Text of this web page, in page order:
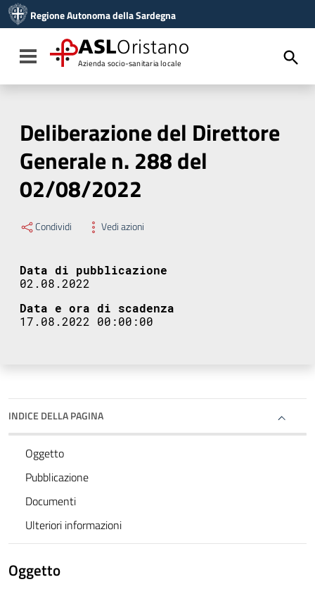
Vai al menu di navigazione
Vai al footer
Regione Autonoma della Sardegna
Toggle navigation
ASLOristano
Azienda socio-sanitaria locale
Deliberazione del Direttore
Generale n. 288 del
02/08/2022
Condividi Vedi azioni
Data di pubblicazione
02.08.2022
Data e ora di scadenza
17.08.2022 00:00:00
INDICE DELLA PAGINA
Oggetto
Pubblicazione
Documenti
Ulteriori informazioni
Oggetto